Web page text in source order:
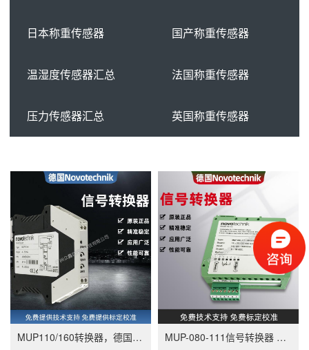
日本称重传感器 国产称重传感器
温湿度传感器汇总 法国称重传感器
压力传感器汇总 英国称重传感器
MUP110/160转换器，德国NOVOTECHNIK MUP110/160 信号转换器 MUP-080-111信号转换器 德国NOVOTECHNIK品牌 与电位计产品相配合使用